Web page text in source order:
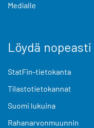
Medialle
Löydä nopeasti
StatFin-tietokanta
Tilastotietokannat
Suomi lukuina
Rahanarvonmuunnin